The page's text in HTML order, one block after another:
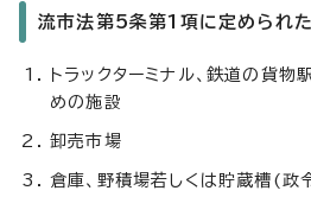
流市法第5条第1項に定められ
トラックターミナル、鉄道の貨
めの施設
卸売市場
倉庫、野積場若しくは貯蔵槽(政